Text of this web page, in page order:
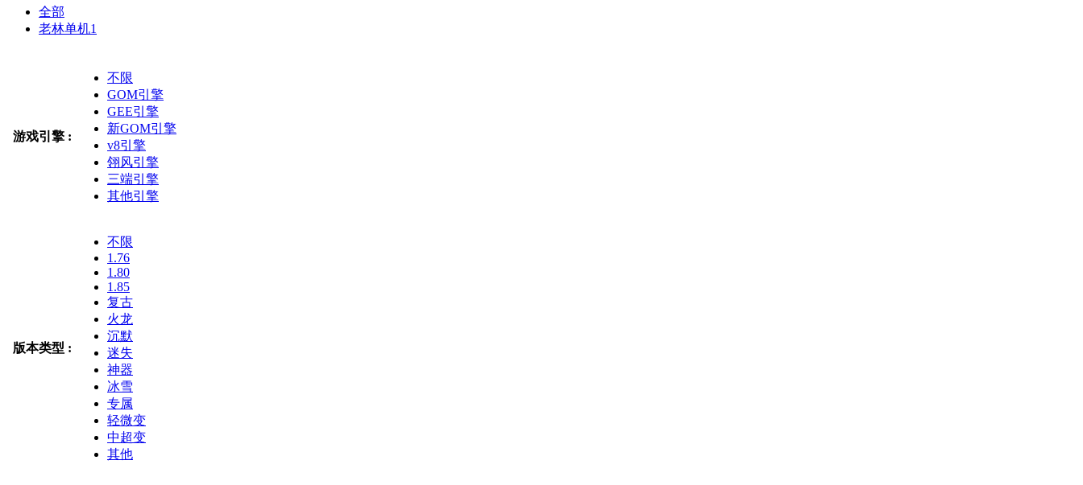
全部
老林单机1
游戏引擎 :
不限
GOM引擎
GEE引擎
新GOM引擎
v8引擎
翎风引擎
三端引擎
其他引擎
版本类型 :
不限
1.76
1.80
1.85
复古
火龙
沉默
迷失
神器
冰雪
专属
轻微变
中超变
其他